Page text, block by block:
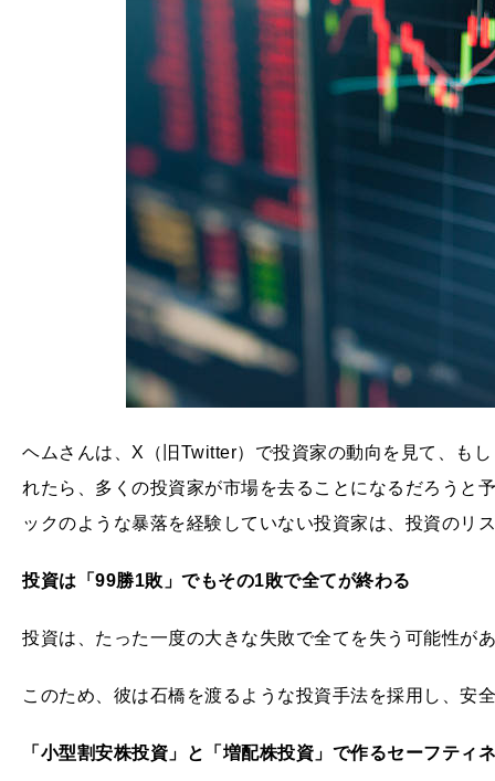
ヘムさんは、X（旧Twitter）で投資家の動向を見て、も
れたら、多くの投資家が市場を去ることになるだろうと
ックのような暴落を経験していない投資家は、投資のリ
投資は「99勝1敗」でもその1敗で全てが終わる
投資は、たった一度の大きな失敗で全てを失う可能性が
このため、彼は石橋を渡るような投資手法を採用し、安
「小型割安株投資」と「増配株投資」で作るセーフティ